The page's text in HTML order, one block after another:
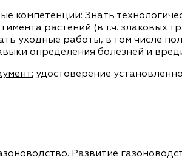
компетенции: Знать
растений (в т.ч. злаковых
уходные работы, в том числе
определения болезней и
удостоверение
Развитие